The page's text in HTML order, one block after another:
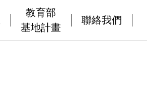
教育部
基地計畫
聯絡我們